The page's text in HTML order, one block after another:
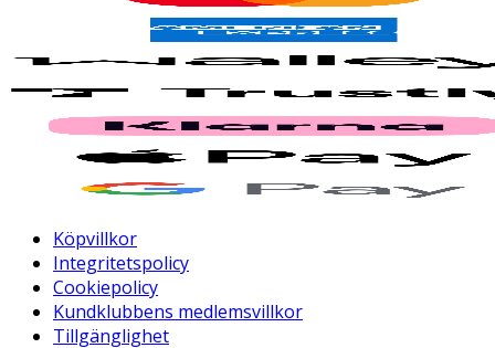
Köpvillkor
Integritetspolicy
Cookiepolicy
Kundklubbens medlemsvillkor
Tillgänglighet